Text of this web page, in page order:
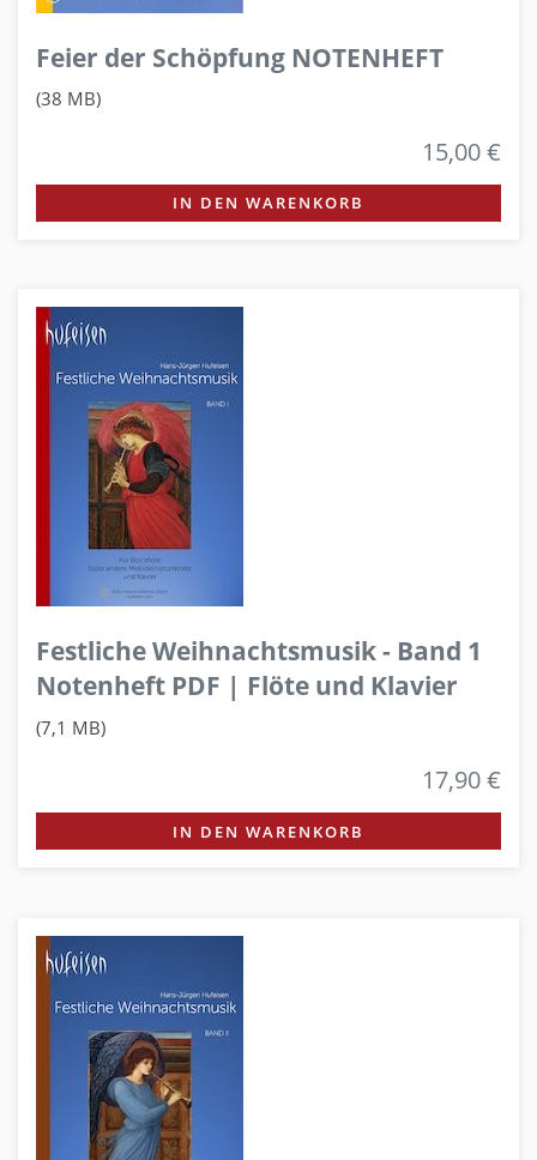
Feier der Schöpfung NOTENHEFT
(38 MB)
15,00 €
IN DEN WARENKORB
Festliche Weihnachtsmusik - Band 1
Notenheft PDF | Flöte und Klavier
(7,1 MB)
17,90 €
IN DEN WARENKORB